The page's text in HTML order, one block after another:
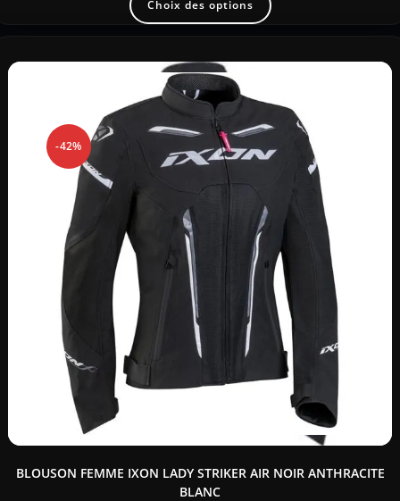
Choix des options
-42%
BLOUSON FEMME IXON LADY STRIKER AIR NOIR ANTHRACITE
BLANC